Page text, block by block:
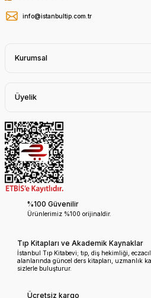
info@istanbultip.com.tr
Kurumsal
Üyelik
%100 Güvenilir
Ürünlerimiz %100 orijinaldir.
Tıp Kitapları ve Akademik Kaynaklar
İstanbul Tıp Kitabevi; tıp, diş hekimliği,
alanlarında güncel ders kitapları, uzmanlık
sizlerle buluşturur.
Ücretsiz kargo